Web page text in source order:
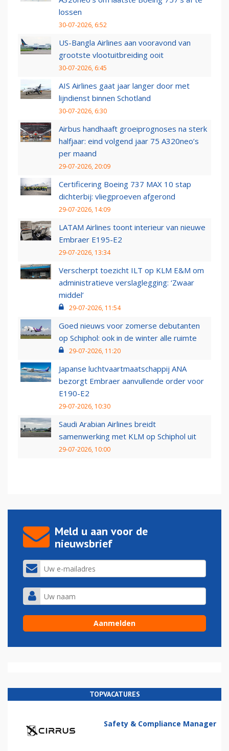
lossen
30-07-2026, 6:52
US-Bangla Airlines aan vooravond van
grootste vlootuitbreiding ooit
30-07-2026, 6:45
AIS Airlines gaat jaar langer door met
lijndienst binnen Schotland
30-07-2026, 6:30
Airbus handhaaft groeiprognoses na sterk
halfjaar: eind volgend jaar 75 A320neo’s
per maand
29-07-2026, 20:09
Certificering Boeing 737 MAX 10 stap
dichterbij: vliegproeven afgerond
29-07-2026, 14:09
LATAM Airlines toont interieur van nieuwe
Embraer E195-E2
29-07-2026, 13:34
Verscherpt toezicht ILT op KLM E&M om
administratieve verslaglegging: ‘Zwaar
middel’
29-07-2026, 11:54
Goed nieuws voor zomerse debutanten
op Schiphol: ook in de winter alle ruimte
29-07-2026, 11:20
Japanse luchtvaartmaatschappij ANA
bezorgt Embraer aanvullende order voor
E190-E2
29-07-2026, 10:30
Saudi Arabian Airlines breidt
samenwerking met KLM op Schiphol uit
29-07-2026, 10:00
Meld u aan voor de
nieuwsbrief
TOPVACATURES
Safety & Compliance Manager